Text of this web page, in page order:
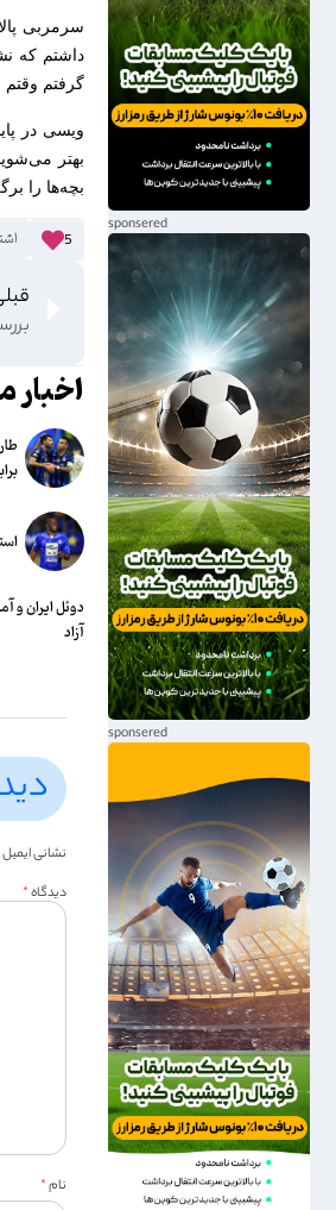
سرمربی
داشتم که
گرفتم وقتم
ویسی در
بهتر
بچه‌ها را
5
اخبار
آزاد
نشانی
دیدگاه*
نام*